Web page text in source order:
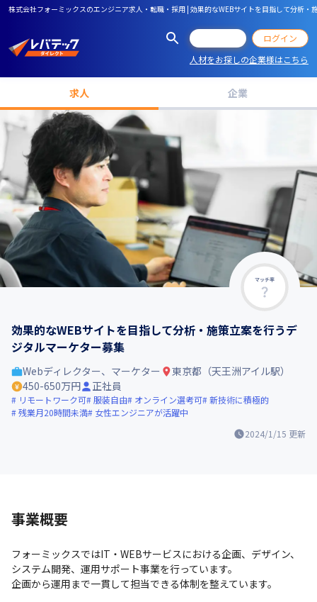
株式会社フォーミックスのエンジニア求人・転職・採用 | 効果的なWEBサイトを目指して分析・
ログイン
人材をお探しの企業様はこちら
求人 企業
マッチ率
効果的なWEBサイトを目指して分析・施策立案を行うデ
ジタルマーケター募集
2024/1/15 更新
Webディレクター、マーケター
東京都（天王洲アイル駅）
450-650万円
正社員
リモートワーク可 服装自由 オンライン選考可 新技術に積極的
残業月20時間未満
女性エンジニアが活躍中
事業概要
フォーミックスではIT・WEBサービスにおける企画、デザイン、
システム開発、運用サポート事業を行っています。
企画から運用まで一貫して担当できる体制を整えています。